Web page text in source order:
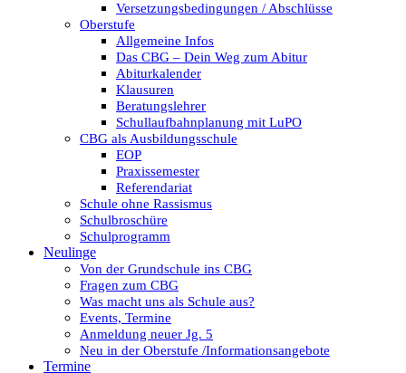
Versetzungsbedingungen / Abschlüsse
Oberstufe
Allgemeine Infos
Das CBG – Dein Weg zum Abitur
Abiturkalender
Klausuren
Beratungslehrer
Schullaufbahnplanung mit LuPO
CBG als Ausbildungsschule
EOP
Praxissemester
Referendariat
Schule ohne Rassismus
Schulbroschüre
Schulprogramm
Neulinge
Von der Grundschule ins CBG
Fragen zum CBG
Was macht uns als Schule aus?
Events, Termine
Anmeldung neuer Jg. 5
Neu in der Oberstufe /Informationsangebote
Termine